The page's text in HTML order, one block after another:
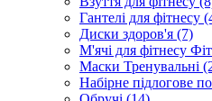
Гантелі для фітнесу
Диски здоров'я (7)
М'ячі для фітнесу
Маски Тренувальні
Набірне підлогове